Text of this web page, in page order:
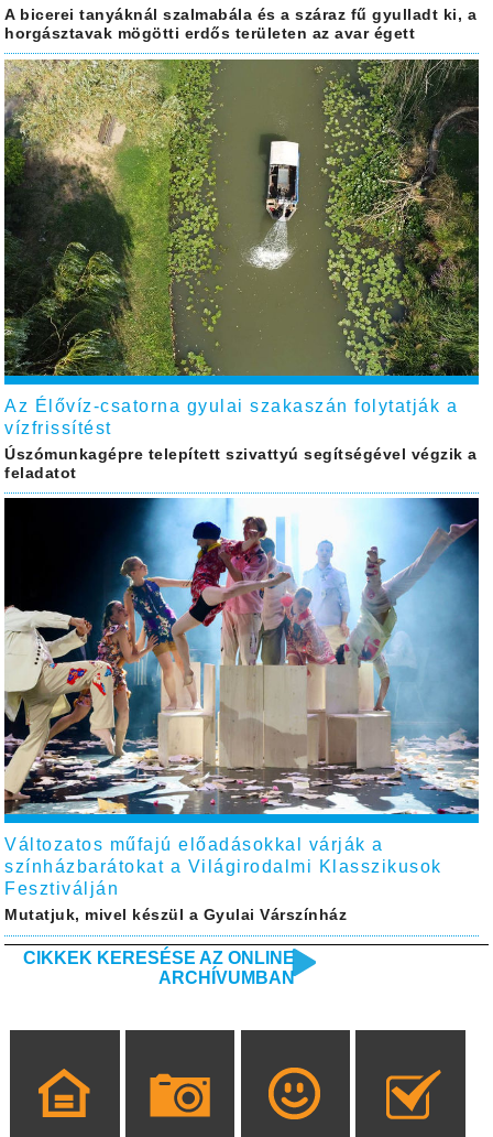
A bicerei tanyáknál szalmabála és a száraz fű gyulladt ki, a
horgásztavak mögötti erdős területen az avar égett
Az Élővíz-csatorna gyulai szakaszán folytatják a
vízfrissítést
Úszómunkagépre telepített szivattyú segítségével végzik a
feladatot
Változatos műfajú előadásokkal várják a
színházbarátokat a Világirodalmi Klasszikusok
Fesztiválján
Mutatjuk, mivel készül a Gyulai Várszínház
CIKKEK KERESÉSE AZ ONLINE
ARCHÍVUMBAN